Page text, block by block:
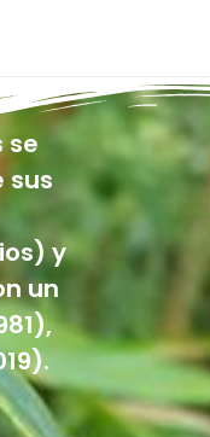
se
sus
y
un